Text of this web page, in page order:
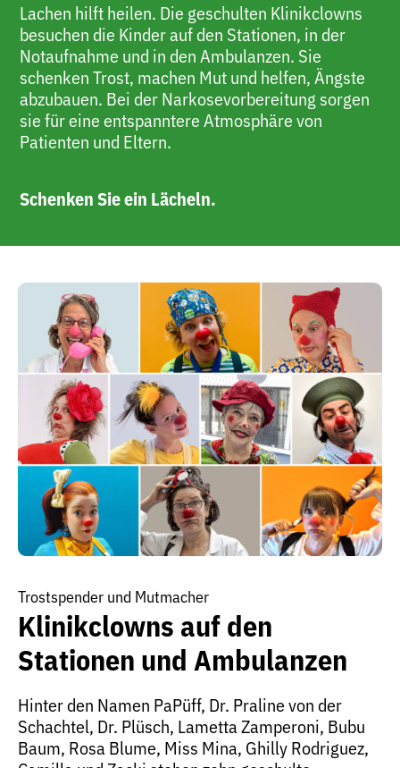
Lachen hilft heilen. Die geschulten Klinikclowns
besuchen die Kinder auf den Stationen, in der
Notaufnahme und in den Ambulanzen. Sie
schenken Trost, machen Mut und helfen, Ängste
abzubauen. Bei der Narkosevorbereitung sorgen
sie für eine entspanntere Atmosphäre von
Patienten und Eltern.
Schenken Sie ein Lächeln.
Trostspender und Mutmacher
Klinikclowns auf den
Stationen und Ambulanzen
Hinter den Namen PaPüff, Dr. Praline von der
Schachtel, Dr. Plüsch, Lametta Zamperoni, Bubu
Baum, Rosa Blume, Miss Mina, Ghilly Rodriguez,